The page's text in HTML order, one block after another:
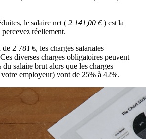
le salaire net ( 2 141,00 €) est la
réellement.
2 781 €, les charges salariales
diverses charges obligatoires peuvent
du salaire brut alors que les charges
votre employeur) vont de 25% à 42%.